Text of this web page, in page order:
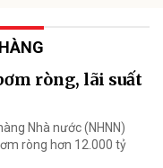
ròng, lãi suất
Nhà nước (NHNN)
ròng hơn 12.000 tỷ